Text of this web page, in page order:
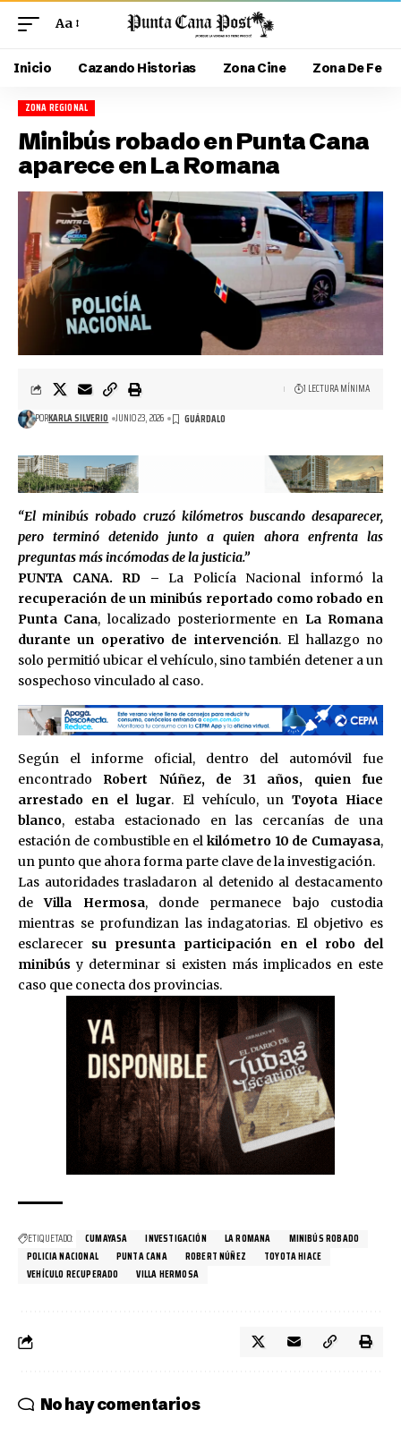
Aa
Inicio Cazando Historias Zona Cine Zona De Fe
ZONA REGIONAL
Minibús robado en Punta Cana
aparece en La Romana
PORKARLA SILVERIO JUNIO 23, 2026
1 LECTURA MÍNIMA
“El minibús robado cruzó kilómetros buscando desaparecer,
pero terminó detenido junto a quien ahora enfrenta las
preguntas más incómodas de la justicia.”
PUNTA CANA. RD – La Policía Nacional informó la
recuperación de un minibús reportado como robado en
Punta Cana, localizado posteriormente en La Romana
durante un operativo de intervención. El hallazgo no
solo permitió ubicar el vehículo, sino también detener a un
sospechoso vinculado al caso.
Según el informe oficial, dentro del automóvil fue
encontrado Robert Núñez, de 31 años, quien fue
arrestado en el lugar. El vehículo, un Toyota Hiace
blanco, estaba estacionado en las cercanías de una
estación de combustible en el kilómetro 10 de Cumayasa,
un punto que ahora forma parte clave de la investigación.
Las autoridades trasladaron al detenido al destacamento
deVilla Hermosa, donde permanece bajo custodia
mientras se profundizan las indagatorias. El objetivo es
esclarecer su presunta participación en el robo del
minibús y determinar si existen más implicados en este
caso que conecta dos provincias.
ETIQUETADO: CUMAYASA INVESTIGACIÓN LA ROMANA
MINIBÚS ROBADO
POLICIA NACIONAL
PUNTA CANA ROBERT NÚÑEZ
TOYOTA HIACE
VEHÍCULO RECUPERADO
VILLA HERMOSA
No hay comentarios